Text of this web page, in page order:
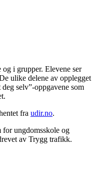
i grupper. Elevene ser
ulike delene av opplegget
selv”-oppgavene som
fra udir.no.
ungdomsskole og
av Trygg trafikk.